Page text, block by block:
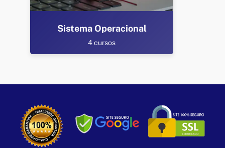
Sistema Operacional
4 cursos